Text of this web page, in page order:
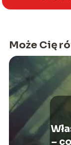
Może Cię
–